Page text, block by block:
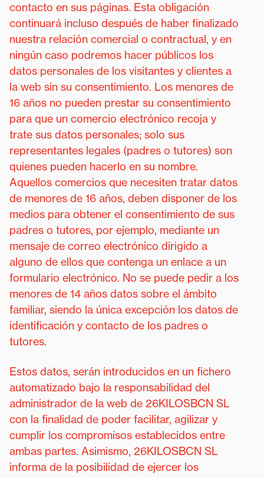
contacto en sus páginas. Esta obligación
continuará incluso después de haber finalizado
nuestra relación comercial o contractual, y en
ningún caso podremos hacer públicos los
datos personales de los visitantes y clientes a
la web sin su consentimiento. Los menores de
16 años no pueden prestar su consentimiento
para que un comercio electrónico recoja y
trate sus datos personales; solo sus
representantes legales (padres o tutores) son
quienes pueden hacerlo en su nombre.
Aquellos comercios que necesiten tratar datos
de menores de 16 años, deben disponer de los
medios para obtener el consentimiento de sus
padres o tutores, por ejemplo, mediante un
mensaje de correo electrónico dirigido a
alguno de ellos que contenga un enlace a un
formulario electrónico. No se puede pedir a los
menores de 14 años datos sobre el ámbito
familiar, siendo la única excepción los datos de
identificación y contacto de los padres o
tutores.
Estos datos, serán introducidos en un fichero
automatizado bajo la responsabilidad del
administrador de la web de 26KILOSBCN SL
con la finalidad de poder facilitar, agilizar y
cumplir los compromisos establecidos entre
ambas partes. Asimismo, 26KILOSBCN SL
informa de la posibilidad de ejercer los